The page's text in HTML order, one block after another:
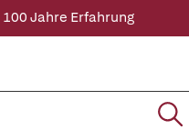
100 Jahre Erfahrung